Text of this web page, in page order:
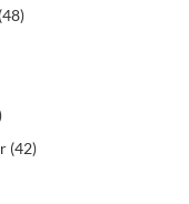
(48)
(42)